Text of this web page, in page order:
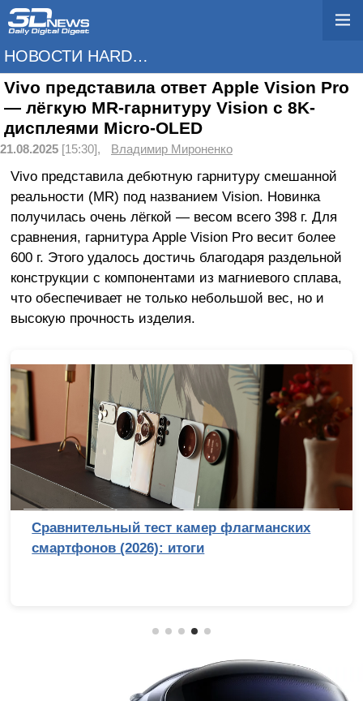
НОВОСТИ HARDWARE
Vivo представила ответ Apple Vision Pro
— лёгкую MR-гарнитуру Vision с 8K-
дисплеями Micro-OLED
21.08.2025 [15:30], Владимир Мироненко
Vivo представила дебютную гарнитуру смешанной
реальности (MR) под названием Vision. Новинка
получилась очень лёгкой — весом всего 398 г. Для
сравнения, гарнитура Apple Vision Pro весит более
600 г. Этого удалось достичь благодаря раздельной
конструкции с компонентами из магниевого сплава,
что обеспечивает не только небольшой вес, но и
высокую прочность изделия.
Сравнительный тест камер флагманских
смартфонов (2026): итоги